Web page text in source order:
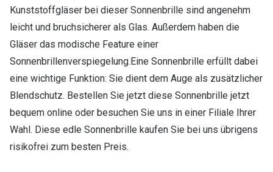
Kunststoffgläser bei dieser Sonnenbrille sind angenehm
leicht und bruchsicherer als Glas. Außerdem haben die
Gläser das modische Feature einer
Sonnenbrillenverspiegelung.Eine Sonnenbrille erfüllt dabei
eine wichtige Funktion: Sie dient dem Auge als zusätzlicher
Blendschutz. Bestellen Sie jetzt diese Sonnenbrille jetzt
bequem online oder besuchen Sie uns in einer Filiale Ihrer
Wahl. Diese edle Sonnenbrille kaufen Sie bei uns übrigens
risikofrei zum besten Preis.